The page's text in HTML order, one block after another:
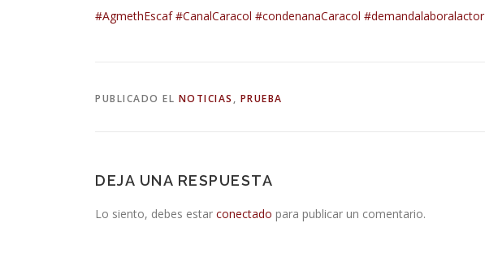
#AgmethEscaf #CanalCaracol #condenanaCaracol #demandalaboralactor
PUBLICADO EL NOTICIAS , PRUEBA
DEJA UNA RESPUESTA
Lo siento, debes estar conectado para publicar un comentario.